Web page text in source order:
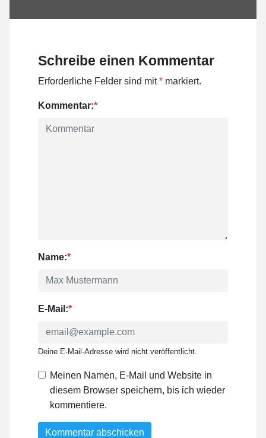
Schreibe einen Kommentar
Erforderliche Felder sind mit* markiert.
Kommentar:*
Name:*
E-Mail:*
Deine E-Mail-Adresse wird nicht veröffentlicht.
Meinen Namen, E-Mail und Website in
diesem Browser speichern, bis ich wieder
kommentiere.